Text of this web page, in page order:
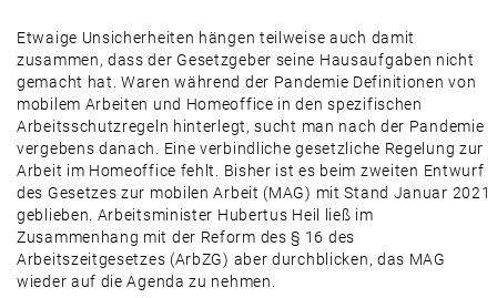
Etwaige Unsicherheiten hängen teilweise auch damit
zusammen, dass der Gesetzgeber seine Hausaufgaben nicht
gemacht hat. Waren während der Pandemie Definitionen von
mobilem Arbeiten und Homeoffice in den spezifischen
Arbeitsschutzregeln hinterlegt, sucht man nach der Pandemie
vergebens danach. Eine verbindliche gesetzliche Regelung zur
Arbeit im Homeoffice fehlt. Bisher ist es beim zweiten Entwurf
des Gesetzes zur mobilen Arbeit (MAG) mit Stand Januar 2021
geblieben. Arbeitsminister Hubertus Heil ließ im
Zusammenhang mit der Reform des § 16 des
Arbeitszeitgesetzes (ArbZG) aber durchblicken, das MAG
wieder auf die Agenda zu nehmen.